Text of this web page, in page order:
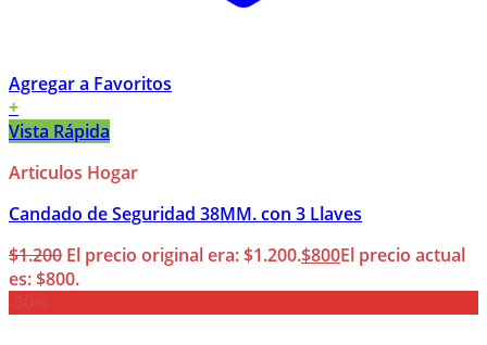
Agregar a Favoritos
+
Vista Rápida
Articulos Hogar
Candado de Seguridad 38MM. con 3 Llaves
$1.200 El precio original era: $1.200.$800El precio actual
es: $800.